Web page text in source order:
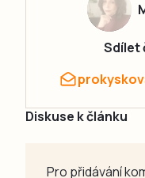
Sdílet
Diskuse k článku
Pro přidávání